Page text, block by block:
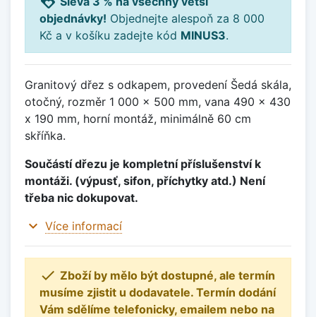
objednávky! Objednejte alespoň za 8 000
Kč a v košíku zadejte kód MINUS3.
Granitový dřez s odkapem, provedení Šedá skála,
otočný, rozměr 1 000 x 500 mm, vana 490 x 430
x 190 mm, horní montáž, minimálně 60 cm
skříňka.
Součástí dřezu je kompletní příslušenství k
montáži. (výpusť, sifon, příchytky atd.) Není
třeba nic dokupovat.
expand_more Více informací
 Zboží by mělo být dostupné, ale termín
musíme zjistit u dodavatele. Termín dodání
Vám sdělíme telefonicky, emailem nebo na